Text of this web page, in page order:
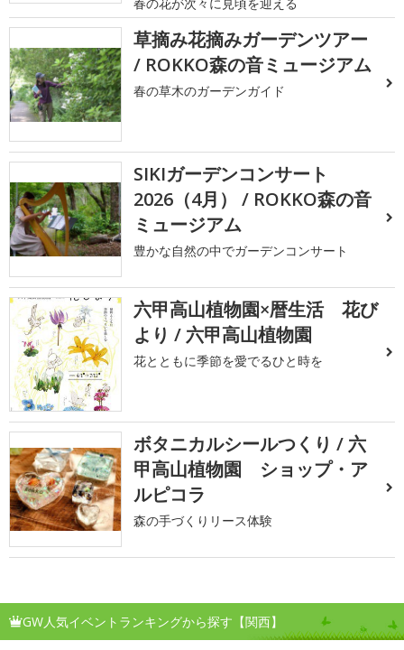
草摘み花摘みガーデンツアー
/ ROKKO森の音ミュージアム
春の草木のガーデンガイド
SIKIガーデンコンサート
2026（4月） / ROKKO森の音
ミュージアム
豊かな自然の中でガーデンコンサート
六甲高山植物園×暦生活 花び
より / 六甲高山植物園
花とともに季節を愛でるひと時を
ボタニカルシールつくり / 六
甲高山植物園 ショップ・ア
ルピコラ
森の手づくりリース体験
GW人気イベントランキングから探す【関西】